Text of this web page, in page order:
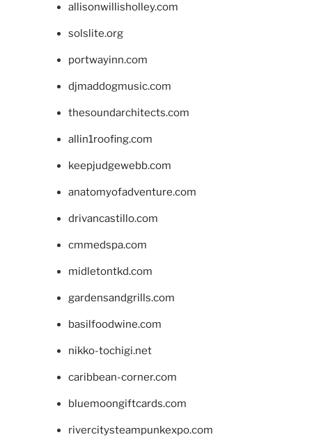
allisonwillisholley.com
solslite.org
portwayinn.com
djmaddogmusic.com
thesoundarchitects.com
allin1roofing.com
keepjudgewebb.com
anatomyofadventure.com
drivancastillo.com
cmmedspa.com
midletontkd.com
gardensandgrills.com
basilfoodwine.com
nikko-tochigi.net
caribbean-corner.com
bluemoongiftcards.com
rivercitysteampunkexpo.com